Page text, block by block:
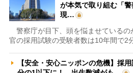
が本気で取り組む「
現…
警察庁が目下、頭を悩ませているの
官の採用試験の受験者数は10年間で2
【安全・安心ニッポンの危機】採